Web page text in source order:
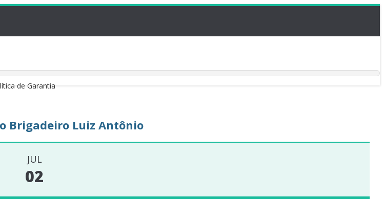
de Garantia
Brigadeiro Luiz Antônio
JUL
02